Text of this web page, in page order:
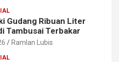
Gudang Ribuan Liter
Tambusai Terbakar
Ramlan Lubis